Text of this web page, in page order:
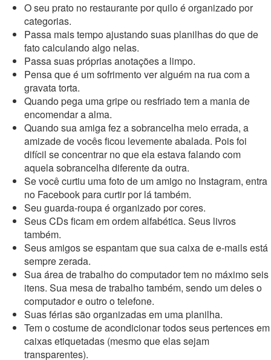
O seu prato no restaurante por quilo é organizado por
categorias.
Passa mais tempo ajustando suas planilhas do que de
fato calculando algo nelas.
Passa suas próprias anotações a limpo.
Pensa que é um sofrimento ver alguém na rua com a
gravata torta.
Quando pega uma gripe ou resfriado tem a mania de
encomendar a alma.
Quando sua amiga fez a sobrancelha meio errada, a
amizade de vocês ficou levemente abalada. Pois foi
difícil se concentrar no que ela estava falando com
aquela sobrancelha diferente da outra.
Se você curtiu uma foto de um amigo no Instagram, entra
no Facebook para curtir por lá também.
Seu guarda-roupa é organizado por cores.
Seus CDs ficam em ordem alfabética. Seus livros
também.
Seus amigos se espantam que sua caixa de e-mails está
sempre zerada.
Sua área de trabalho do computador tem no máximo seis
itens. Sua mesa de trabalho também, sendo um deles o
computador e outro o telefone.
Suas férias são organizadas em uma planilha.
Tem o costume de acondicionar todos seus pertences em
caixas etiquetadas (mesmo que elas sejam
transparentes).